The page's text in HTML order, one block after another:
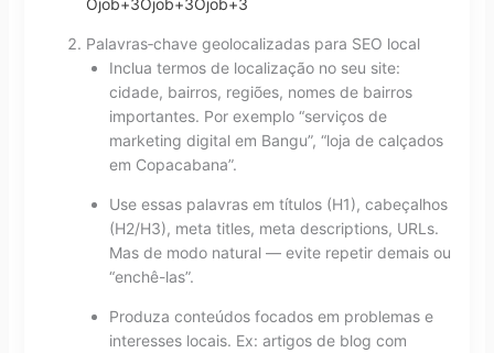
Palavras‑chave geolocalizadas para SEO local
Inclua termos de localização no seu site:
cidade, bairros, regiões, nomes de bairros
importantes. Por exemplo “serviços de
marketing digital em Bangu”, “loja de calçados
em Copacabana”.
Use essas palavras em títulos (H1), cabeçalhos
(H2/H3), meta titles, meta descriptions, URLs.
Mas de modo natural — evite repetir demais ou
“enchê-las”.
Produza conteúdos focados em problemas e
interesses locais. Ex: artigos de blog com